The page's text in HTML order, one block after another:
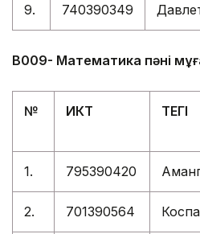
9. 740390349
В009- Математика пәні
№ ИКТ ТЕГІ
1. 795390420
2. 701390564